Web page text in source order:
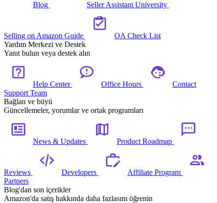
Blog Seller Assistant University
Selling on Amazon Guide
OA Check List
Yardım Merkezi ve Destek
Yanıt bulun veya destek alın
Help Center Office Hours
Contact
Support Team
Bağlan ve büyü
Güncellemeler, yorumlar ve ortak programları
News & Updates Product Roadmap
Reviews Developers
Affiliate Program
Partners
Blog'dan son içerikler
Amazon'da satış hakkında daha fazlasını öğrenin